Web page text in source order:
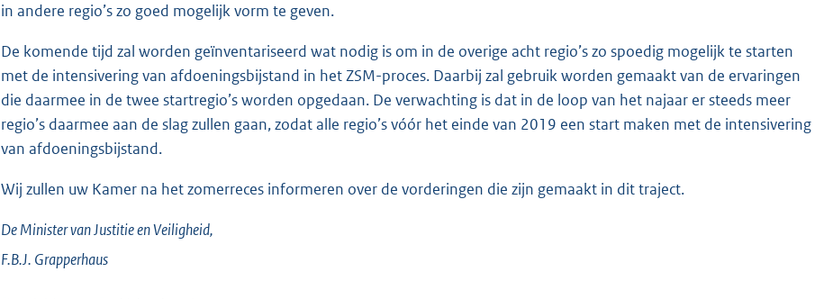
in andere regio’s zo goed mogelijk vorm te geven.
De komende tijd zal worden geïnventariseerd wat nodig is om in de overige acht regio’s zo spoedig mogelijk te starten
met de intensivering van afdoeningsbijstand in het ZSM-proces. Daarbij zal gebruik worden gemaakt van de ervaringen
die daarmee in de twee startregio’s worden opgedaan. De verwachting is dat in de loop van het najaar er steeds meer
regio’s daarmee aan de slag zullen gaan, zodat alle regio’s vóór het einde van 2019 een start maken met de intensivering
van afdoeningsbijstand.
Wij zullen uw Kamer na het zomerreces informeren over de vorderingen die zijn gemaakt in dit traject.
De Minister van Justitie en Veiligheid,
F.B.J. Grapperhaus